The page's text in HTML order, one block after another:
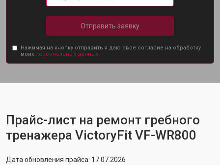
Отправить заявку
Нажимая на кнопку отправить я даю свое согласие на обработку
моих персональных данных.
Прайс-лист на ремонт гребного
тренажера VictoryFit VF-WR800
Дата обновления прайса: 17.07.2026